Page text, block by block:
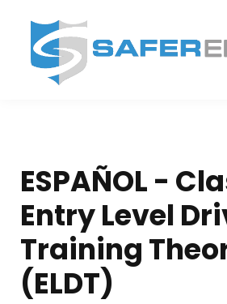
Partner With
ESPAÑOL -
Entry Level
Training
(ELDT)